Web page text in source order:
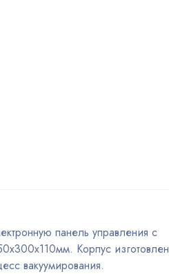
панель управления с
Корпус изготовлен
вакуумирования.